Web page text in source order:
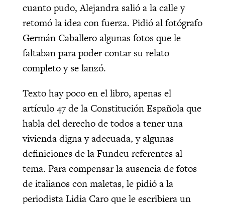
cuanto pudo, Alejandra salió a la calle y
retomó la idea con fuerza. Pidió al fotógrafo
Germán Caballero algunas fotos que le
faltaban para poder contar su relato
completo y se lanzó.
Texto hay poco en el libro, apenas el
artículo 47 de la Constitución Española que
habla del derecho de todos a tener una
vivienda digna y adecuada, y algunas
definiciones de la Fundeu referentes al
tema. Para compensar la ausencia de fotos
de italianos con maletas, le pidió a la
periodista Lidia Caro que le escribiera un